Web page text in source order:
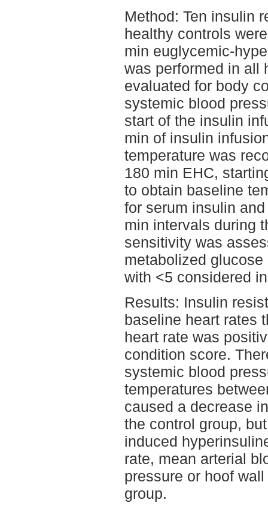
Method: Ten insulin
healthy controls
min euglycemic-
was performed in all
evaluated for body
systemic blood
start of the insulin
min of insulin
temperature was
180 min EHC,
to obtain baseline
for serum insulin
min intervals during
sensitivity was
metabolized
with <5 considered
Results: Insulin
baseline heart rates
heart rate was
condition score.
systemic blood
temperatures
caused a decrease
the control group,
induced
rate, mean arterial
pressure or hoof
group.